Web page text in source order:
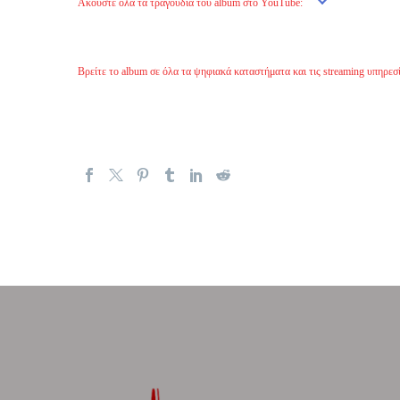
Βρείτε το album σε όλα τα ψηφιακά καταστήματα και τις streaming